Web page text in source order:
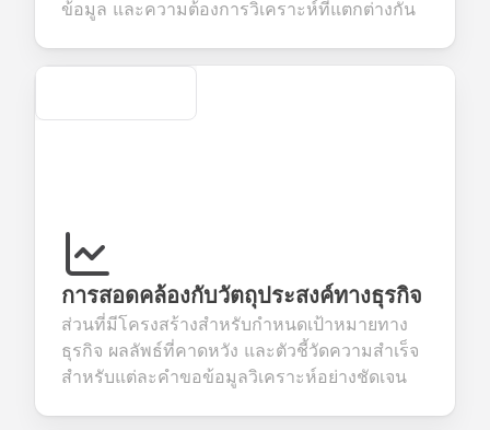
ข้อมูล และความต้องการวิเคราะห์ที่แตกต่างกัน
Secure
การสอดคล้องกับวัตถุประสงค์ทางธุรกิจ
ส่วนที่มีโครงสร้างสำหรับกำหนดเป้าหมายทาง
ธุรกิจ ผลลัพธ์ที่คาดหวัง และตัวชี้วัดความสำเร็จ
สำหรับแต่ละคำขอข้อมูลวิเคราะห์อย่างชัดเจน